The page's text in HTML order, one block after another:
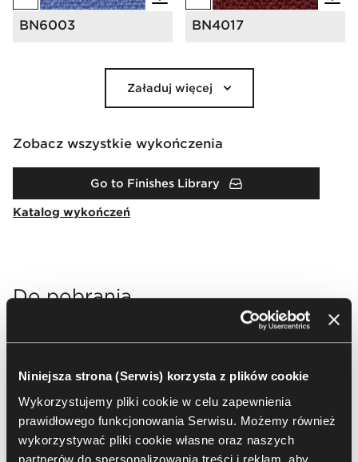
Niniejsza strona (Serwis) korzysta z plików cookie
Wykorzystujemy pliki cookie w celu zapewnienia
prawidłowego funkcjonowania Serwisu. Możemy również
wykorzystywać pliki cookie własne oraz naszych
partnerów do spersonalizowania treści i reklam, aby
BN6003 BN4017
Załaduj więcej
Zobacz wszystkie wykończenia
Go to Finishes Library
Katalog wykończeń
Do pobrania
Packshots Arrangement 2D & 3D
Wybierz wszystko
(30)
Wyczyść
zaznaczenie